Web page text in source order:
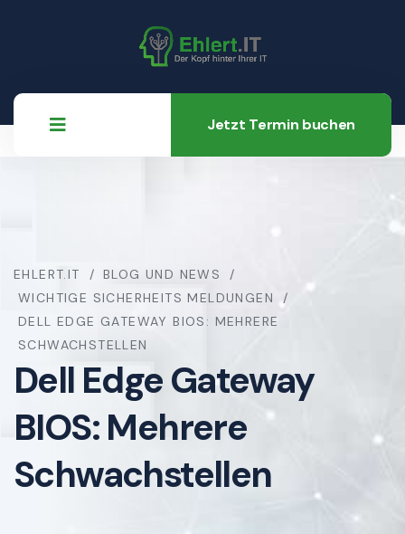
Jetzt Termin buchen
EHLERT.IT
BLOG UND NEWS
WICHTIGE SICHERHEITS MELDUNGEN
DELL EDGE GATEWAY BIOS: MEHRERE
SCHWACHSTELLEN
Dell Edge Gateway
BIOS: Mehrere
Schwachstellen